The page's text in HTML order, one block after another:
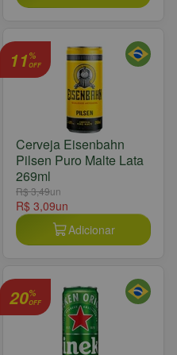
11 %
OFF
Cerveja Eisenbahn
Pilsen Puro Malte Lata
269ml
R$ 3,49un
R$ 3,09un
Adicionar
20%
OFF